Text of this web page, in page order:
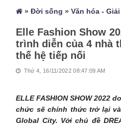
»Đời sống »Văn hóa -
Elle Fashion Show
trình diễn của 4 nhà
thế hệ tiếp nối
Thứ 4, 16/11/2022 08:47:09 AM
ELLE FASHION SHOW 2022
chức sẽ chính thức trở lại
Global City. Với chủ đề